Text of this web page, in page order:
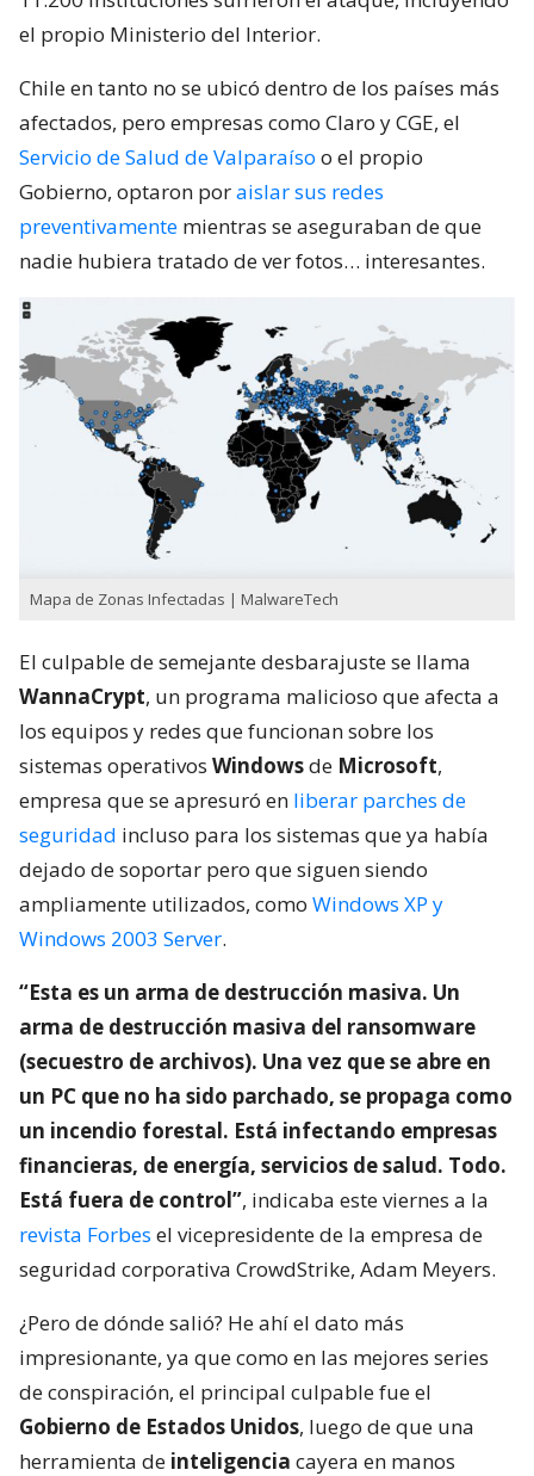
el propio Ministerio del Interior.
Chile en tanto no se ubicó dentro de los países más
afectados, pero empresas como Claro y CGE, el
Servicio de Salud de Valparaíso o el propio
Gobierno, optaron poraislar sus redes
preventivamente mientras se aseguraban de que
nadie hubiera tratado de ver fotos… interesantes.
Mapa de Zonas Infectadas | MalwareTech
El culpable de semejante desbarajuste se llama
WannaCrypt, un programa malicioso que afecta a
los equipos y redes que funcionan sobre los
sistemas operativos Windowsde Microsoft,
empresa que se apresuró en liberar parches de
seguridad incluso para los sistemas que ya había
dejado de soportar pero que siguen siendo
ampliamente utilizados, como Windows XP y
Windows 2003 Server.
“Esta es un arma de destrucción masiva. Un
arma de destrucción masiva del ransomware
(secuestro de archivos). Una vez que se abre en
un PC que no ha sido parchado, se propaga como
un incendio forestal. Está infectando empresas
financieras, de energía, servicios de salud. Todo.
Está fuera de control”, indicaba este viernes a la
revista Forbes el vicepresidente de la empresa de
seguridad corporativa CrowdStrike, Adam Meyers.
¿Pero de dónde salió? He ahí el dato más
impresionante, ya que como en las mejores series
de conspiración, el principal culpable fue el
Gobierno de Estados Unidos, luego de que una
herramienta de inteligencia cayera en manos